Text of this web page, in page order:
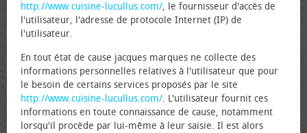
http://www.cuisine-lucullus.com/, le fournisseur d'accès de
l'utilisateur, l'adresse de protocole Internet (IP) de
l'utilisateur.
En tout état de cause jacques marques ne collecte des
informations personnelles relatives à l'utilisateur que pour
le besoin de certains services proposés par le site
http://www.cuisine-lucullus.com/. L'utilisateur fournit ces
informations en toute connaissance de cause, notamment
lorsqu'il procède par lui-même à leur saisie. Il est alors